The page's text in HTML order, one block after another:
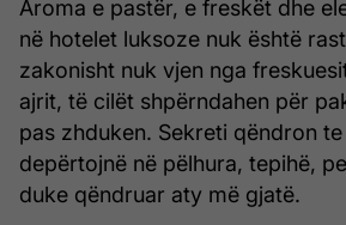
Aroma e pastër, e freskët dhe
në hotelet luksoze nuk është
zakonisht nuk vjen nga
ajrit, të cilët shpërndahen për
pas zhduken. Sekreti qëndron
depërtojnë në pëlhura, tepihë,
duke qëndruar aty më gjatë.